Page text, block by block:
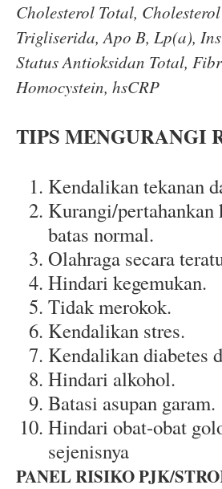
Cholesterol Total,
Trigliserida, Apo B, Lp(a),
Status Antioksidan Total,
Homocystein, hsCRP
TIPS MENGURANGI
Kendalikan tekanan
Kurangi/pertahankan
batas normal.
Olahraga secara
Hindari kegemukan.
Tidak merokok.
Kendalikan stres.
Kendalikan diabetes
Hindari alkohol.
Batasi asupan garam.
Hindari obat-obat
sejenisnya
PANEL RISIKO PJK/